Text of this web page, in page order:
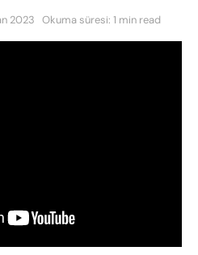
2023 Okuma süresi: 1 min read